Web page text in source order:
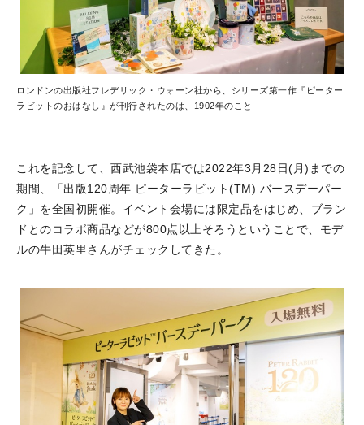
ロンドンの出版社フレデリック・ウォーン社から、シリーズ第一作『ピーター
ラビットのおはなし』が刊行されたのは、1902年のこと
これを記念して、西武池袋本店では2022年3月28日(月)までの
期間、「出版120周年 ピーターラビット(TM) バースデーパー
ク」を全国初開催。イベント会場には限定品をはじめ、ブラン
ドとのコラボ商品などが800点以上そろうということで、モデ
ルの牛田英里さんがチェックしてきた。